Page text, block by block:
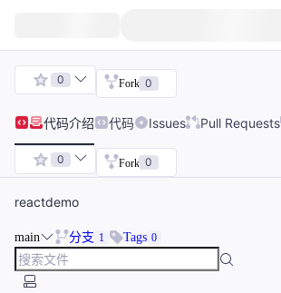
0 Fork 0
代码介绍 代码 Issues Pull Requests
0 Fork 0
reactdemo
main 分支 1 Tags 0